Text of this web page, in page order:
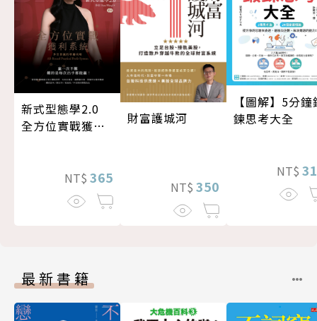
新式型態學2.0
全方位實戰獲利
NT$ 365
財富護城河
NT$ 350
【圖解】5分鐘
鍊思考大全
NT$
最新書籍